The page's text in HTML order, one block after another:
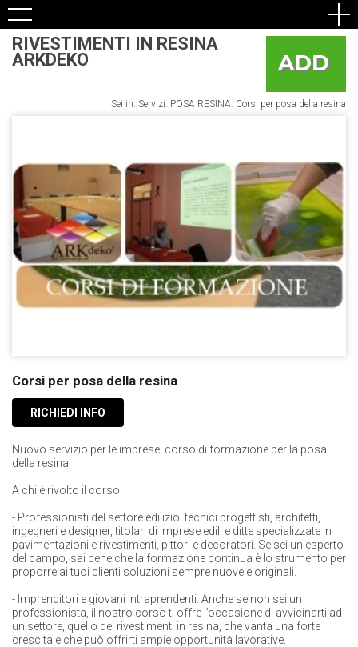
RIVESTIMENTI IN RESINA
ARKDEKO
Sei in: Servizi: POSA RESINA: Corsi per posa della resina
Corsi per posa della resina
RICHIEDI INFO
Nuovo servizio per le imprese: corso di formazione per la posa
della resina.
A chi è rivolto il corso:
- Professionisti del settore edilizio: tecnici progettisti, architetti,
ingegneri e designer, titolari di imprese edili e ditte specializzate in
pavimentazioni e rivestimenti, pittori e decoratori. Se sei un esperto
del campo, sai bene che la formazione continua è lo strumento per
proporre ai tuoi clienti soluzioni sempre nuove e originali.
- Imprenditori e giovani intraprendenti. Anche se non sei un
professionista, il nostro corso ti offre l’occasione di avvicinarti ad
un settore, quello dei rivestimenti in resina, che vanta una forte
crescita e che può offrirti ampie opportunità lavorative.